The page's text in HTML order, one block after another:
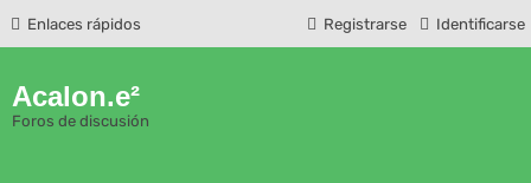
Enlaces rápidos Identificarse
Registrarse
Acalon.e²
Foros de discusión